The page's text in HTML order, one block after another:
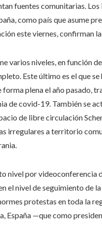
fuentes comunitarias. Los
como país que asume
este viernes, confirman
varios niveles, en función
Este último es el que
forma plena el año pasado,
de covid-19. También se
de libre circulación
irregulares a territorio
nivel por videoconferencia
el nivel de seguimiento de
protestas en toda la
España —que como